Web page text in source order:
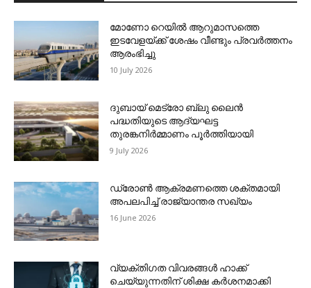
മോണോ റെയില്‍ ആറുമാസത്തെ
ഇടവേളയ്ക്ക് ശേഷം വീണ്ടും പ്രവര്‍ത്തനം
ആരംഭിച്ചു
10 July 2026
ദുബായ് മെട്രോ ബ്ലു ലൈന്‍
പദ്ധതിയുടെ ആദ്യഘട്ട
തുരങ്കനിര്‍മ്മാണം പൂര്‍ത്തിയായി
9 July 2026
ഡ്രോണ്‍ ആക്രമണത്തെ ശക്തമായി
അപലപിച്ച് രാജ്യാന്തര സഖ്യം
16 June 2026
വ്യക്തിഗത വിവരങ്ങള്‍ ഹാക്ക്
ചെയ്യുന്നതിന് ശിക്ഷ കര്‍ശനമാക്കി